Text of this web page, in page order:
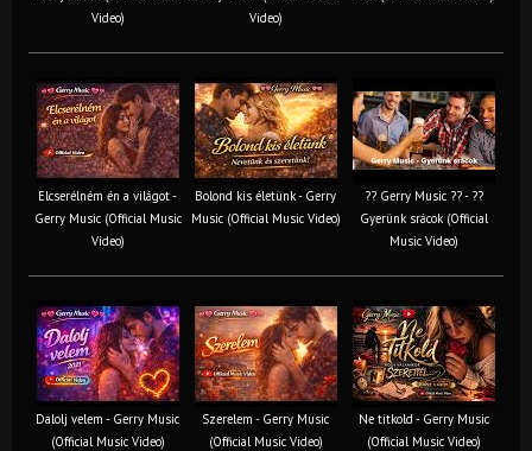
Video)
Video)
Elcserélném én a világot -
Gerry Music (Official Music
Video)
Bolond kis életünk - Gerry
Music (Official Music Video)
?? Gerry Music ?? - ??
Gyerünk srácok (Official
Music Video)
Dalolj velem - Gerry Music
(Official Music Video)
Szerelem - Gerry Music
(Official Music Video)
Ne titkold - Gerry Music
(Official Music Video)